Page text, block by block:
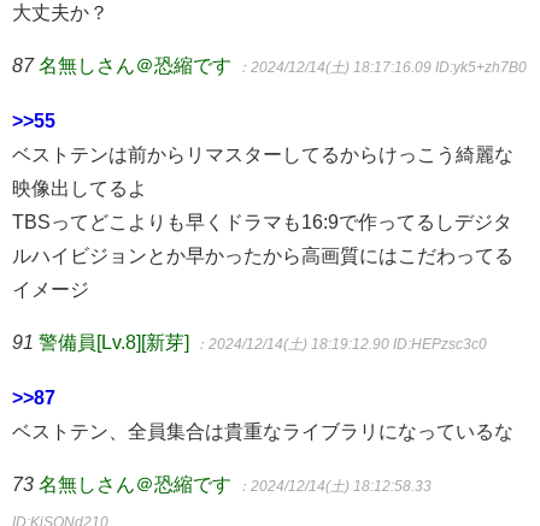
大丈夫か？
87 名無しさん＠恐縮です ：2024/12/14(土) 18:17:16.09 ID:yk5+zh7B0
>>55
ベストテンは前からリマスターしてるからけっこう綺麗な
映像出してるよ
TBSってどこよりも早くドラマも16:9で作ってるしデジタ
ルハイビジョンとか早かったから高画質にはこだわってる
イメージ
91 警備員[Lv.8][新芽] ：2024/12/14(土) 18:19:12.90 ID:HEPzsc3c0
>>87
ベストテン、全員集合は貴重なライブラリになっているな
73 名無しさん＠恐縮です ：2024/12/14(土) 18:12:58.33
ID:KiSONd210